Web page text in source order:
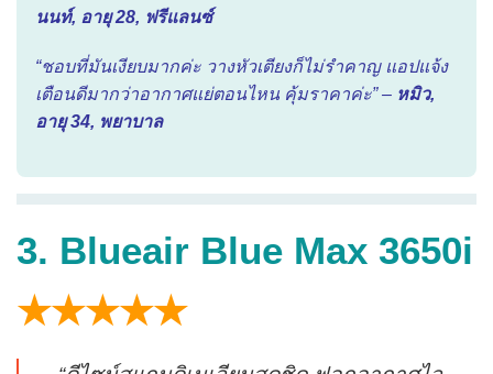
นนท์, อายุ 28, ฟรีแลนซ์
“ชอบที่มันเงียบมากค่ะ วางหัวเตียงก็ไม่รำคาญ แอปแจ้ง
เตือนดีมากว่าอากาศแย่ตอนไหน คุ้มราคาค่ะ” – หมิว,
อายุ 34, พยาบาล
3. Blueair Blue Max 3650i
★★★★★